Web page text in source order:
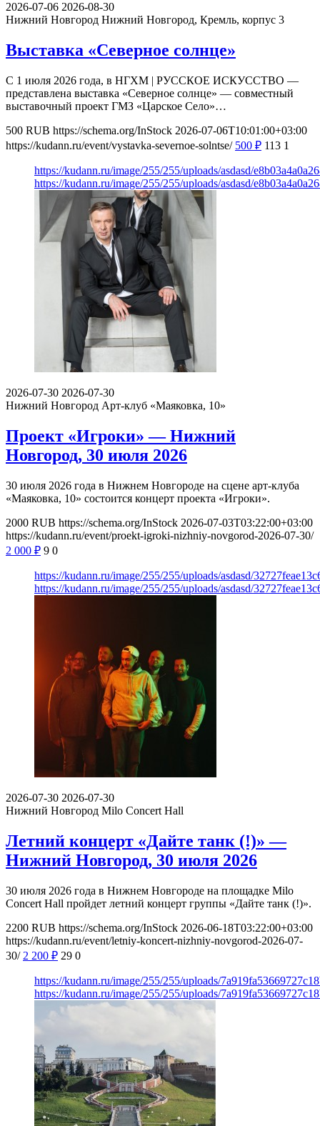
2026-07-06 2026-08-30
Нижний Новгород Нижний Новгород, Кремль, корпус 3
Выставка «Северное солнце»
С 1 июля 2026 года, в НГХМ | РУССКОЕ ИСКУССТВО —
представлена выставка «Северное солнце» — совместный
выставочный проект ГМЗ «Царское Село»…
500 RUB https://schema.org/InStock 2026-07-06T10:01:00+03:00
https://kudann.ru/event/vystavka-severnoe-solntse/ 500 ₽ 113 1
https://kudann.ru/image/255/255/uploads/asdasd/
https://kudann.ru/image/255/255/uploads/asdasd/
2026-07-30 2026-07-30
Нижний Новгород Арт-клуб «Маяковка, 10»
Проект «Игроки» — Нижний
Новгород, 30 июля 2026
30 июля 2026 года в Нижнем Новгороде на сцене арт-клуба
«Маяковка, 10» состоится концерт проекта «Игроки».
2000 RUB https://schema.org/InStock 2026-07-03T03:22:00+03:00
https://kudann.ru/event/proekt-igroki-nizhniy-novgorod-2026-07-30/
2 000 ₽ 9 0
https://kudann.ru/image/255/255/uploads/asdasd/
https://kudann.ru/image/255/255/uploads/asdasd/
2026-07-30 2026-07-30
Нижний Новгород Milo Concert Hall
Летний концерт «Дайте танк (!)» —
Нижний Новгород, 30 июля 2026
30 июля 2026 года в Нижнем Новгороде на площадке Milo
Concert Hall пройдет летний концерт группы «Дайте танк (!)».
2200 RUB https://schema.org/InStock 2026-06-18T03:22:00+03:00
https://kudann.ru/event/letniy-koncert-nizhniy-novgorod-2026-07-
30/ 2 200 ₽ 29 0
https://kudann.ru/image/255/255/uploads/
https://kudann.ru/image/255/255/uploads/